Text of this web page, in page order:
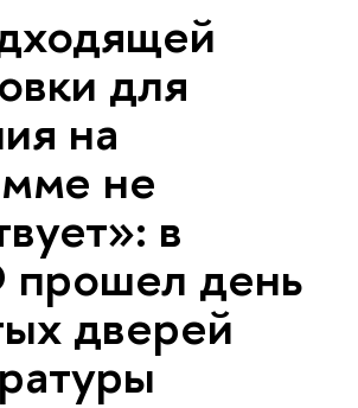
для
на
не
в
день
дверей